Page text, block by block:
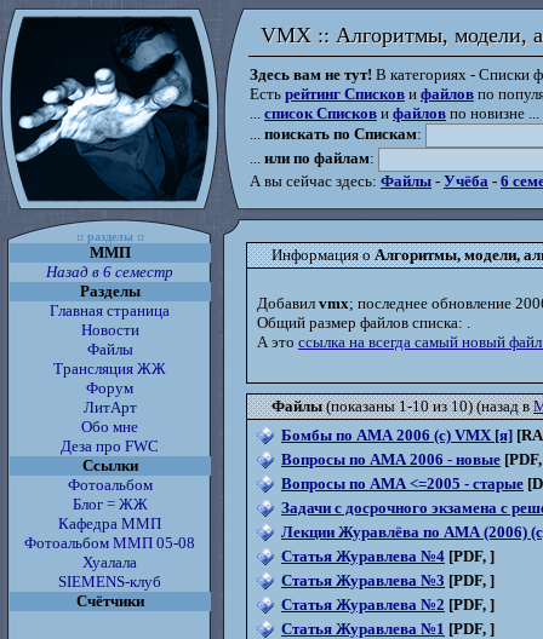
VMX :: Алгоритмы, модели,
VMX :: Алгоритмы, модели,
Здесь вам не тут! В категориях - Списки
Есть рейтинг Списков и файлов по
... список Списков и файлов по новизне ...
поискать по Спискам:
или по файлам:
А вы сейчас здесь: Файлы - Учёба - 6
:: разделы ::
Информация оАлгоритмы, модели,
Добавил vmx; последнее обновление
Общий размер файлов списка: .
А это ссылка на всегда самый новый
Файлы(показаны 1-10 из 10) (назад в
Бомбы по АМА 2006 (с) VMX [я]
Вопросы по АМА 2006 - новые
Вопросы по АМА <=2005 - старые
Задачи с досрочного экзамена с
Лекции Журавлёва по АМА (2006)
Статья Журавлева №4 [PDF, ]
Статья Журавлева №3 [PDF, ]
Статья Журавлева №2 [PDF, ]
Статья Журавлева №1 [PDF, ]
ММП
Назад в 6 семестр
Разделы
Главная страница
Новости
Файлы
Трансляция ЖЖ
Форум
ЛитАрт
Обо мне
Деза про FWC
Ссылки
Фотоальбом
Блог = ЖЖ
Кафедра ММП
Фотоальбом ММП 05-08
Хуалала
SIEMENS-клуб
Счётчики